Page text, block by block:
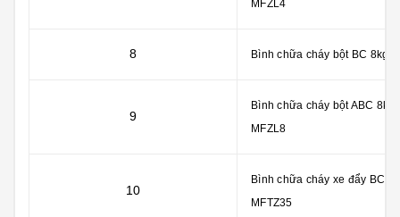
MFZL4
8 Bình chữa cháy bột BC 8kg -
9
Bình chữa cháy bột ABC 8kg
MFZL8
10
Bình chữa cháy xe đẩy BC
MFTZ35